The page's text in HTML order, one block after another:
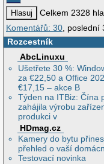
Celkem 2328
Komentářů: 30, poslední
Rozcestník
AbcLinuxu
Ušetřete 30 %:
za €22,50 a Office
€17,15 – akce B
Týden na ITBiz: Čína
zahájila výrobu
produkci v
HDmag.cz
Kamery do bytu
přehled o vaší
Testovací novinka